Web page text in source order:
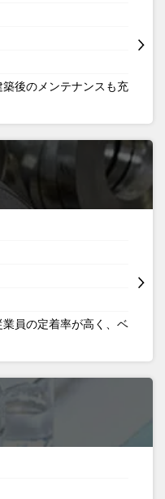
後のメンテナンスも充
員の定着率が高く、ベ